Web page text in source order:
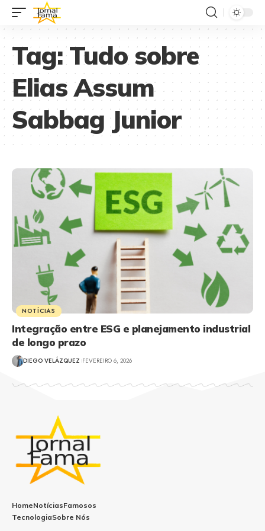
Tag:Tudo sobre
Elias Assum
Sabbag Junior
NOTÍCIAS
Integração entre ESG e planejamento industrial
de longo prazo
DIEGO VELÁZQUEZ FEVEREIRO 6, 2026
HomeNotíciasFamosos
TecnologiaSobre Nós